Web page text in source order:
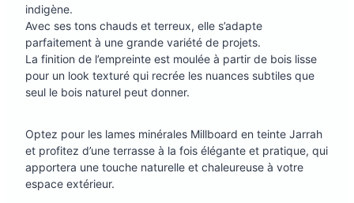
indigène.
Avec ses tons chauds et terreux, elle s’adapte
parfaitement à une grande variété de projets.
La finition de l’empreinte est moulée à partir de bois lisse
pour un look texturé qui recrée les nuances subtiles que
seul le bois naturel peut donner.
Optez pour les lames minérales Millboard en teinte Jarrah
et profitez d’une terrasse à la fois élégante et pratique, qui
apportera une touche naturelle et chaleureuse à votre
espace extérieur.